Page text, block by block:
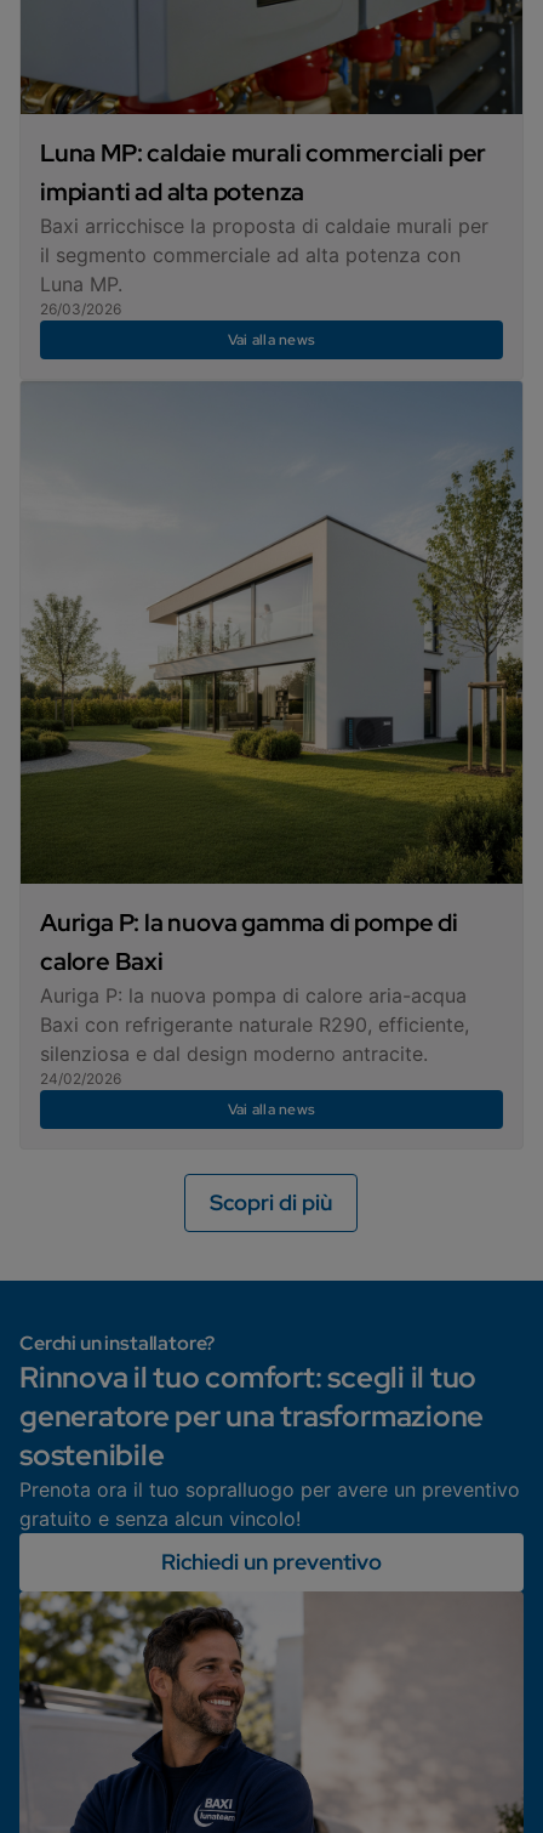
Luna MP: caldaie murali commerciali per
impianti ad alta potenza
Baxi arricchisce la proposta di caldaie murali per
il segmento commerciale ad alta potenza con
Luna MP.
26/03/2026
Vai alla news
Auriga P: la nuova gamma di pompe di
calore Baxi
Auriga P: la nuova pompa di calore aria-acqua
Baxi con refrigerante naturale R290, efficiente,
silenziosa e dal design moderno antracite.
24/02/2026
Vai alla news
Scopri di più
Cerchi un installatore?
Rinnova il tuo comfort: scegli il tuo
generatore per una trasformazione
sostenibile
Prenota ora il tuo sopralluogo per avere un preventivo
gratuito e senza alcun vincolo!
Richiedi un preventivo